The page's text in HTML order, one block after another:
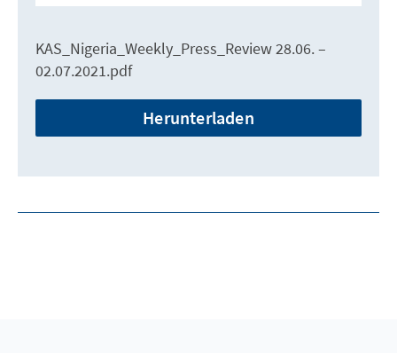
KAS_Nigeria_Weekly_Press_Review 28.06. –
02.07.2021.pdf
Herunterladen